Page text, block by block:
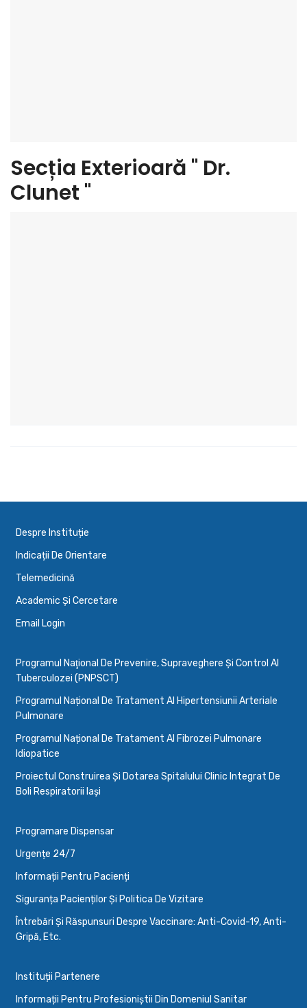
Secția Exterioară " Dr.
Clunet "
Despre Instituție
Indicații De Orientare
Telemedicină
Academic Și Cercetare
Email Login
Programul Naţional De Prevenire, Supraveghere Şi Control Al
Tuberculozei (PNPSCT)
Programul Național De Tratament Al Hipertensiunii Arteriale
Pulmonare
Programul Național De Tratament Al Fibrozei Pulmonare
Idiopatice
Proiectul Construirea Și Dotarea Spitalului Clinic Integrat De
Boli Respiratorii Iași
Programare Dispensar
Urgențe 24/7
Informații Pentru Pacienți
Siguranța Pacienților Și Politica De Vizitare
Întrebări Și Răspunsuri Despre Vaccinare: Anti-Covid-19, Anti-
Gripă, Etc.
Instituții Partenere
Informații Pentru Profesioniștii Din Domeniul Sanitar